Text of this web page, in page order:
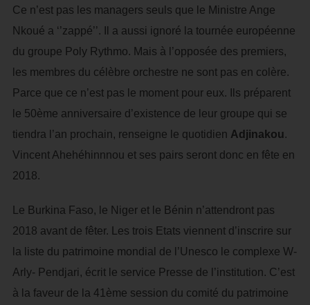
Ce n’est pas les managers seuls que le Ministre Ange
Nkoué a ‘’zappé’’. Il a aussi ignoré la tournée européenne
du groupe Poly Rythmo. Mais à l’opposée des premiers,
les membres du célèbre orchestre ne sont pas en colère.
Parce que ce n’est pas le moment pour eux. Ils préparent
le 50ème anniversaire d’existence de leur groupe qui se
tiendra l’an prochain, renseigne le quotidien Adjinakou.
Vincent Ahehéhinnnou et ses pairs seront donc en fête en
2018.
Le Burkina Faso, le Niger et le Bénin n’attendront pas
2018 avant de fêter. Les trois Etats viennent d’inscrire sur
la liste du patrimoine mondial de l’Unesco le complexe W-
Arly- Pendjari, écrit le service Presse de l’institution. C’est
à la faveur de la 41ème session du comité du patrimoine